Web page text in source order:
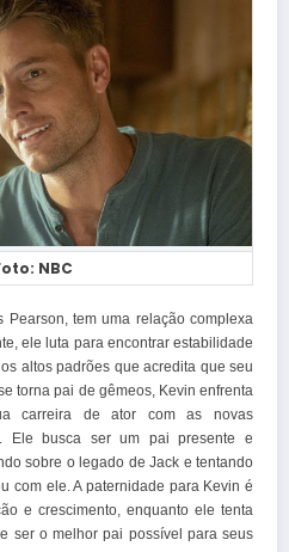
NBC
Pearson, tem uma relação complexa
ele luta para encontrar estabilidade
altos padrões que acredita que seu
torna pai de gêmeos, Kevin enfrenta
carreira de ator com as novas
Ele busca ser um pai presente e
sobre o legado de Jack e tentando
com ele. A paternidade para Kevin é
e crescimento, enquanto ele tenta
ser o melhor pai possível para seus